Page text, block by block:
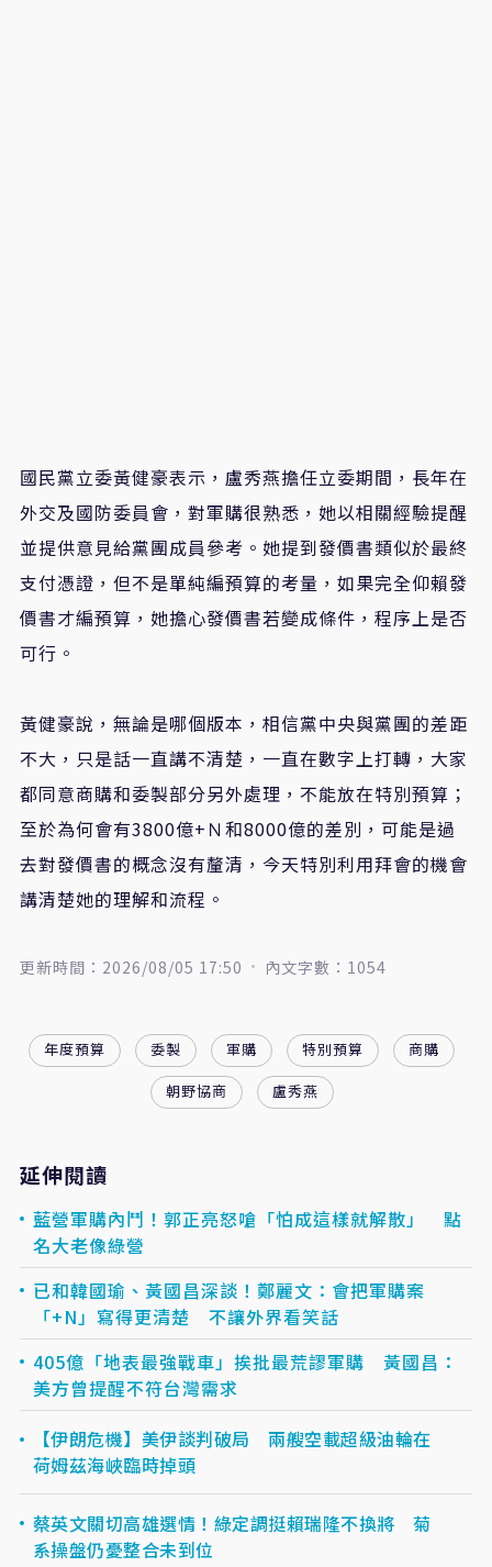
國民黨立委黃健豪表示，盧秀燕擔任立委期間，長年在
外交及國防委員會，對軍購很熟悉，她以相關經驗提醒
並提供意見給黨團成員參考。她提到發價書類似於最終
支付憑證，但不是單純編預算的考量，如果完全仰賴發
價書才編預算，她擔心發價書若變成條件，程序上是否
可行。
黃健豪說，無論是哪個版本，相信黨中央與黨團的差距
不大，只是話一直講不清楚，一直在數字上打轉，大家
都同意商購和委製部分另外處理，不能放在特別預算；
至於為何會有3800億+Ｎ和8000億的差別，可能是過
去對發價書的概念沒有釐清，今天特別利用拜會的機會
講清楚她的理解和流程。
更新時間：2026/08/05 17:50 內文字數：1054
年度預算 委製 軍購 特別預算
商購
朝野協商
盧秀燕
延伸閱讀
藍營軍購內鬥！郭正亮怒嗆「怕成這樣就解散」 點
名大老像綠營
已和韓國瑜、黃國昌深談！鄭麗文：會把軍購案
「+N」寫得更清楚 不讓外界看笑話
405億「地表最強戰車」挨批最荒謬軍購 黃國昌：
美方曾提醒不符台灣需求
【伊朗危機】美伊談判破局 兩艘空載超級油輪在
荷姆茲海峽臨時掉頭
蔡英文關切高雄選情！綠定調挺賴瑞隆不換將 菊
系操盤仍憂整合未到位